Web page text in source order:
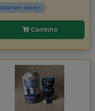
Aqui tem cupom
Carrinho